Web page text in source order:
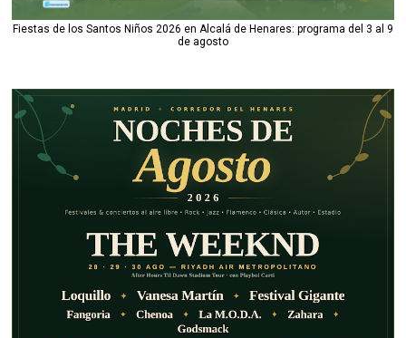
Fiestas de los Santos Niños 2026 en Alcalá de Henares: programa del 3 al 9
de agosto